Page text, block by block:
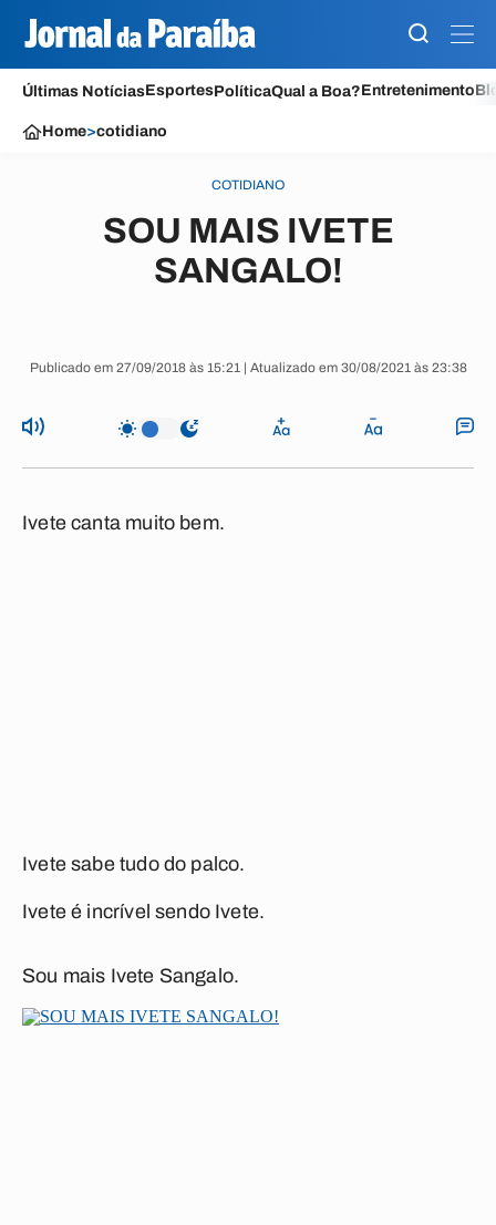
Últimas NotíciasEsportesPolíticaQual a Boa?Entretenimento
Home>cotidiano
COTIDIANO
SOU MAIS IVETE
SANGALO!
Publicado em 27/09/2018 às 15:21 | Atualizado em 30/08/2021 às 23:38
Ivete canta muito bem.
Ivete sabe tudo do palco.
Ivete é incrível sendo Ivete.
Sou mais Ivete Sangalo.